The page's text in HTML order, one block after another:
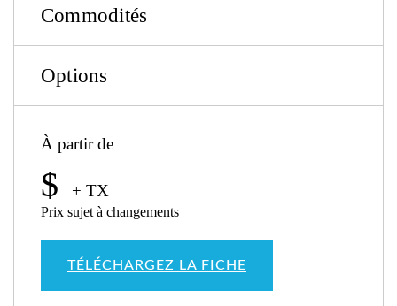
Commodités
Options
À partir de
$ + TX
Prix sujet à changements
TÉLÉCHARGEZ LA FICHE